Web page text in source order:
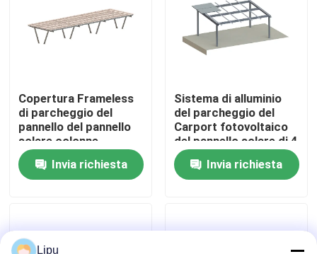
Circa noi
Controllo di qualità
Contattici
pv solare che monta i sistemi
Copertura Frameless
di parcheggio del
pannello del pannello
solare colonne
d'acciaio del Carport
delle doppieInvia richiesta
Sistema di alluminio
del parcheggio del
Carport fotovoltaico
del pannello solare di 4
colonne
Invia richiesta
Lipu